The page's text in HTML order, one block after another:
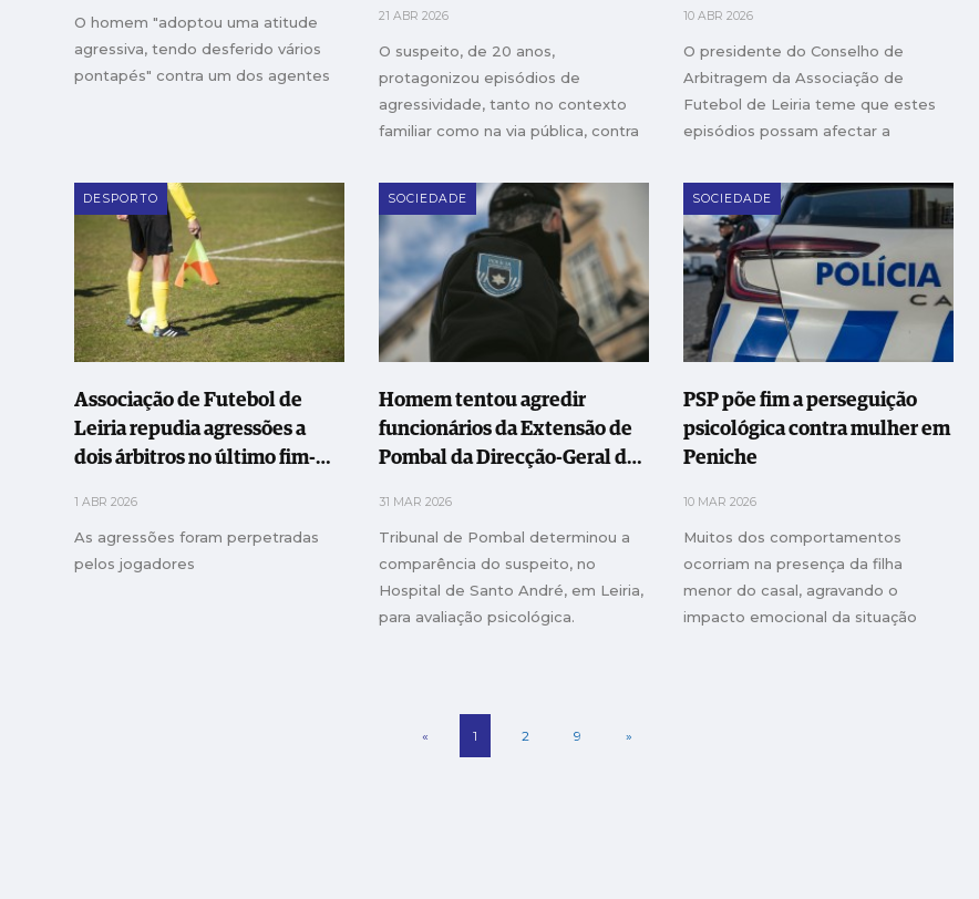
O homem "adoptou uma atitude
agressiva, tendo desferido vários
pontapés" contra um dos agentes
21 ABR 2026
O suspeito, de 20 anos,
protagonizou episódios de
agressividade, tanto no contexto
familiar como na via pública, contra
10 ABR 2026
O presidente do Conselho de
Arbitragem da Associação de
Futebol de Leiria teme que estes
episódios possam afectar a
DESPORTO
Associação de Futebol de
Leiria repudia agressões a
dois árbitros no último fim-
1 ABR 2026
As agressões foram perpetradas
pelos jogadores
SOCIEDADE
Homem tentou agredir
funcionários da Extensão de
Pombal da Direcção-Geral de
31 MAR 2026
Tribunal de Pombal determinou a
comparência do suspeito, no
Hospital de Santo André, em Leiria,
para avaliação psicológica.
SOCIEDADE
PSP põe fim a perseguição
psicológica contra mulher em
Peniche
10 MAR 2026
Muitos dos comportamentos
ocorriam na presença da filha
menor do casal, agravando o
impacto emocional da situação
« 1 2 9 »